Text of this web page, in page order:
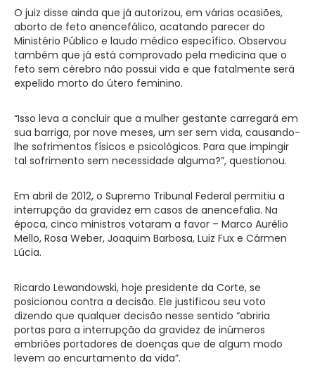
O juiz disse ainda que já autorizou, em várias ocasiões,
aborto de feto anencefálico, acatando parecer do
Ministério Público e laudo médico específico. Observou
também que já está comprovado pela medicina que o
feto sem cérebro não possui vida e que fatalmente será
expelido morto do útero feminino.
“Isso leva a concluir que a mulher gestante carregará em
sua barriga, por nove meses, um ser sem vida, causando-
lhe sofrimentos físicos e psicológicos. Para que impingir
tal sofrimento sem necessidade alguma?”, questionou.
Em abril de 2012, o Supremo Tribunal Federal permitiu a
interrupção da gravidez em casos de anencefalia. Na
época, cinco ministros votaram a favor – Marco Aurélio
Mello, Rosa Weber, Joaquim Barbosa, Luiz Fux e Cármen
Lúcia.
Ricardo Lewandowski, hoje presidente da Corte, se
posicionou contra a decisão. Ele justificou seu voto
dizendo que qualquer decisão nesse sentido “abriria
portas para a interrupção da gravidez de inúmeros
embriões portadores de doenças que de algum modo
levem ao encurtamento da vida”.